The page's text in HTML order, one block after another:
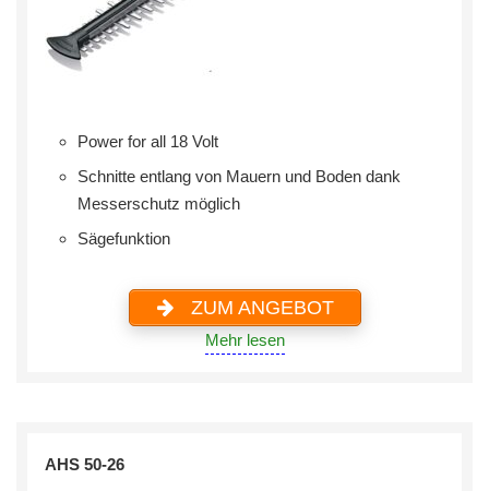
Power for all 18 Volt
Schnitte entlang von Mauern und Boden dank
Messerschutz möglich
Sägefunktion
ZUM ANGEBOT
Mehr lesen
AHS 50-26